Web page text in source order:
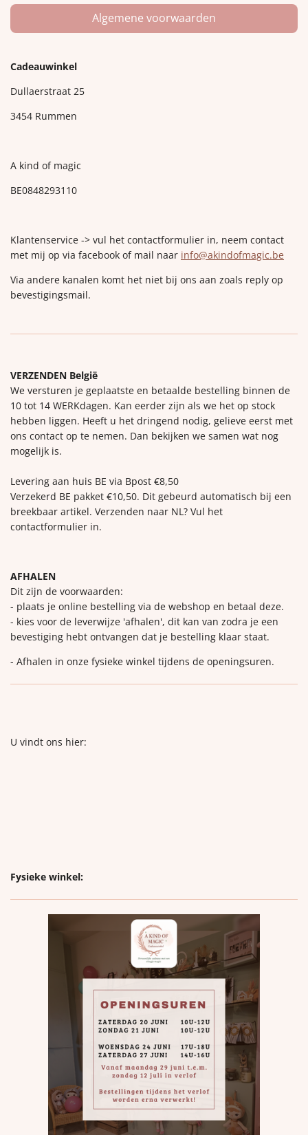
Algemene voorwaarden
Cadeauwinkel
Dullaerstraat 25
3454 Rummen
A kind of magic
BE0848293110
Klantenservice -> vul het contactformulier in, neem contact
met mij op via facebook of mail naar info@akindofmagic.be
Via andere kanalen komt het niet bij ons aan zoals reply op
bevestigingsmail.
VERZENDEN België
We versturen je geplaatste en betaalde bestelling binnen de
10 tot 14 WERKdagen. Kan eerder zijn als we het op stock
hebben liggen. Heeft u het dringend nodig, gelieve eerst met
ons contact op te nemen. Dan bekijken we samen wat nog
mogelijk is.
Levering aan huis BE via Bpost €8,50
Verzekerd BE pakket €10,50. Dit gebeurd automatisch bij een
breekbaar artikel. Verzenden naar NL? Vul het
contactformulier in.
AFHALEN
Dit zijn de voorwaarden:
- plaats je online bestelling via de webshop en betaal deze.
- kies voor de leverwijze 'afhalen', dit kan van zodra je een
bevestiging hebt ontvangen dat je bestelling klaar staat.
- Afhalen in onze fysieke winkel tijdens de openingsuren.
U vindt ons hier:
Fysieke winkel: